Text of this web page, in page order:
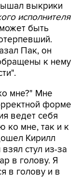
выкрики
исполнителя
быть
Пак, он
к нему
мне?" Мне
форме
ведет себя
ко мне, так и к
Кирилл
стул из-за
в голову. Я
в голову и в